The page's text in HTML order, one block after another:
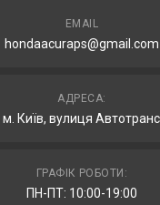
EMAIL
hondaacuraps@gmail.com
АДРЕСА:
м. Київ, вулиця
ГРАФІК РОБОТИ:
ПН-ПТ: 10:00-19:00